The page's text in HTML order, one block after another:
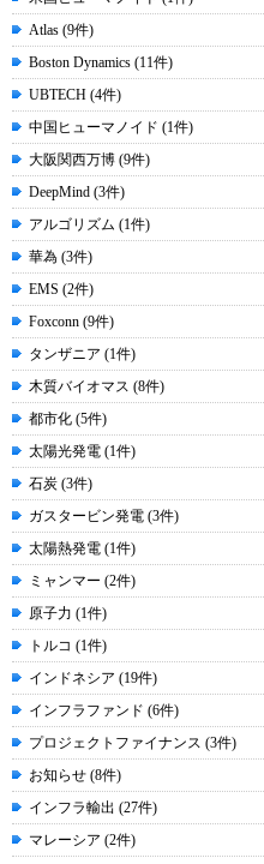
Atlas (9件)
Boston Dynamics (11件)
UBTECH (4件)
中国ヒューマノイド (1件)
大阪関西万博 (9件)
DeepMind (3件)
アルゴリズム (1件)
華為 (3件)
EMS (2件)
Foxconn (9件)
タンザニア (1件)
木質バイオマス (8件)
都市化 (5件)
太陽光発電 (1件)
石炭 (3件)
ガスタービン発電 (3件)
太陽熱発電 (1件)
ミャンマー (2件)
原子力 (1件)
トルコ (1件)
インドネシア (19件)
インフラファンド (6件)
プロジェクトファイナンス (3件)
お知らせ (8件)
インフラ輸出 (27件)
マレーシア (2件)